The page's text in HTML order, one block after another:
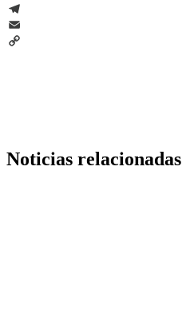
WhatsApp
Telegram
Email
Noticias relacionadas